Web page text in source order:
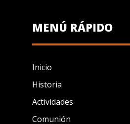
MENÚ RÁPIDO
Inicio
Historia
Actividades
Comunión